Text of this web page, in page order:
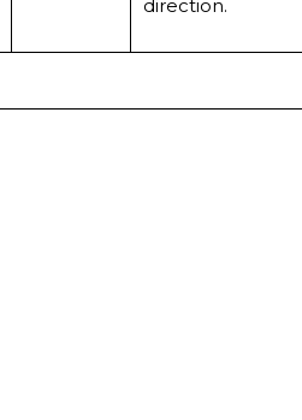
direction.